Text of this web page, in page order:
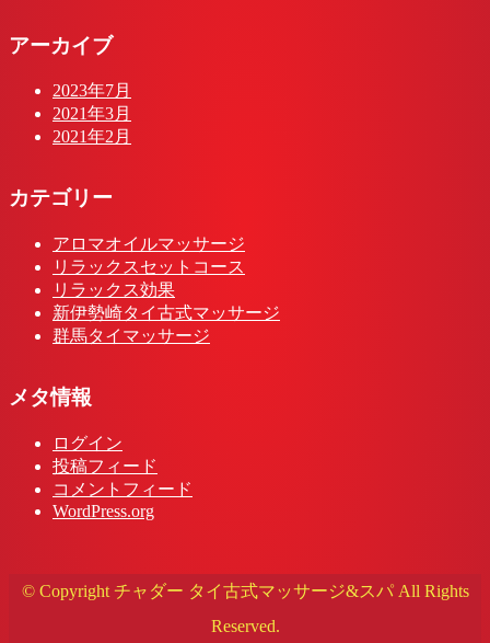
アーカイブ
2023年7月
2021年3月
2021年2月
カテゴリー
アロマオイルマッサージ
リラックスセットコース
リラックス効果
新伊勢崎タイ古式マッサージ
群馬タイマッサージ
メタ情報
ログイン
投稿フィード
コメントフィード
WordPress.org
© Copyright チャダー タイ古式マッサージ&スパ All Rights
Reserved.